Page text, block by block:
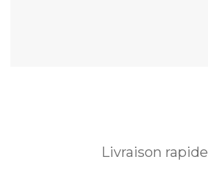
Livraison rapide